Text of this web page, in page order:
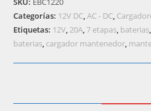
batería
de
7
a
Categorías: 12V DC,AC - DC,
Etiquetas: 12V,20A,7 etapas, baterias,
baterias, cargador mantenedor,